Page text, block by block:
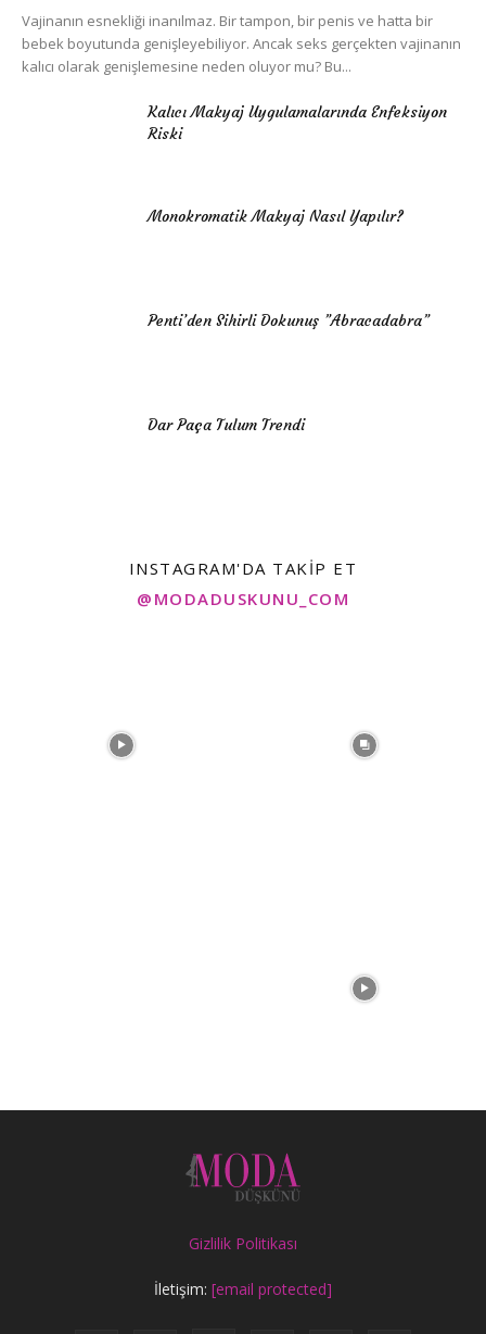
Vajinanın esnekliği inanılmaz. Bir tampon, bir penis ve hatta bir
bebek boyutunda genişleyebiliyor. Ancak seks gerçekten vajinanın
kalıcı olarak genişlemesine neden oluyor mu? Bu...
Kalıcı Makyaj Uygulamalarında Enfeksiyon
Riski
Monokromatik Makyaj Nasıl Yapılır?
Penti’den Sihirli Dokunuş ”Abracadabra”
Dar Paça Tulum Trendi
INSTAGRAM'DA TAKIP ET
@MODADUSKUNU_COM
Gizlilik Politikası
İletişim: [email protected]